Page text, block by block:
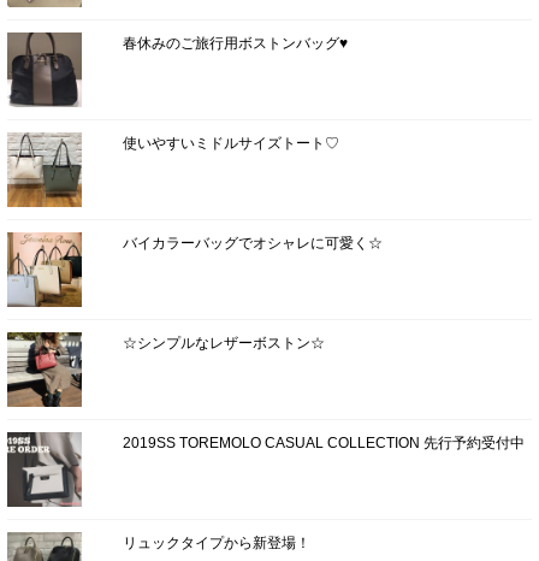
春休みのご旅行用ボストンバッグ♥
使いやすいミドルサイズトート♡
バイカラーバッグでオシャレに可愛く☆
☆シンプルなレザーボストン☆
2019SS TOREMOLO CASUAL COLLECTION 先行予約受付中
リュックタイプから新登場！